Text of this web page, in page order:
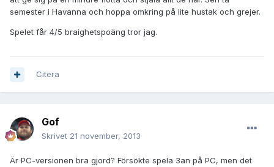
semester i Havanna och hoppa omkring på lite hustak och grejer.
Spelet får 4/5 braighetspoäng tror jag.
Citera
Gof
Skrivet 21 november, 2013
Är PC-versionen bra gjord? Försökte spela 3an på PC, men det